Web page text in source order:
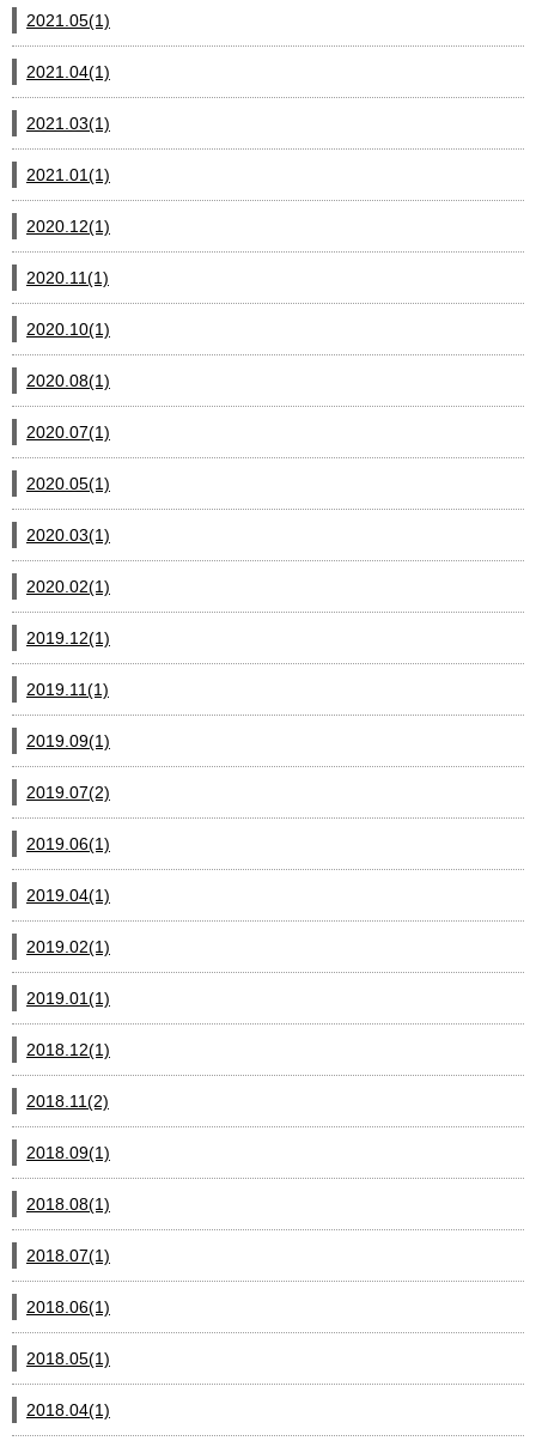
2021.05(1)
2021.04(1)
2021.03(1)
2021.01(1)
2020.12(1)
2020.11(1)
2020.10(1)
2020.08(1)
2020.07(1)
2020.05(1)
2020.03(1)
2020.02(1)
2019.12(1)
2019.11(1)
2019.09(1)
2019.07(2)
2019.06(1)
2019.04(1)
2019.02(1)
2019.01(1)
2018.12(1)
2018.11(2)
2018.09(1)
2018.08(1)
2018.07(1)
2018.06(1)
2018.05(1)
2018.04(1)